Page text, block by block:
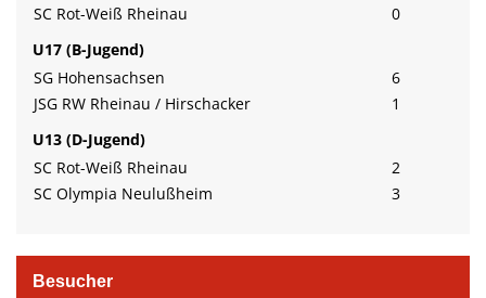
SC Rot-Weiß Rheinau
0
U17 (B-Jugend)
SG Hohensachsen
6
JSG RW Rheinau / Hirschacker
1
U13 (D-Jugend)
SC Rot-Weiß Rheinau
2
SC Olympia Neulußheim
3
Besucher